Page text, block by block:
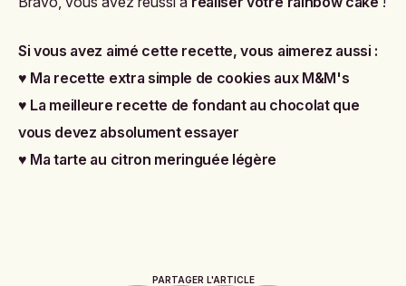
Si vous avez aimé cette recette, vous aimerez aussi :
♥ Ma recette extra simple de cookies aux M&M's
♥ La meilleure recette de fondant au chocolat que
vous devez absolument essayer
♥ Ma tarte au citron meringuée légère
PARTAGER L'ARTICLE